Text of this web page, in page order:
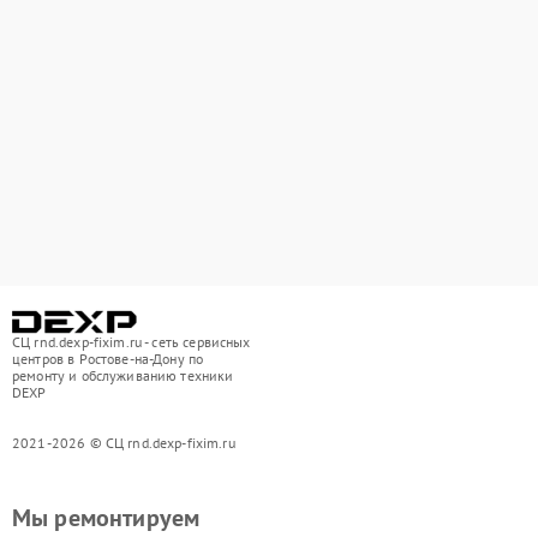
СЦ rnd.dexp-fixim.ru - сеть сервисных
центров в Ростове-на-Дону по
ремонту и обслуживанию техники
DEXP
2021-2026 © СЦ rnd.dexp-fixim.ru
Мы ремонтируем